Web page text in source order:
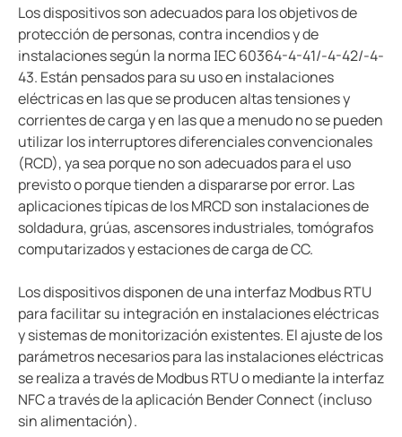
Los dispositivos son adecuados para los objetivos de
protección de personas, contra incendios y de
instalaciones según la norma IEC 60364-4-41/-4-42/-4-
43. Están pensados para su uso en instalaciones
eléctricas en las que se producen altas tensiones y
corrientes de carga y en las que a menudo no se pueden
utilizar los interruptores diferenciales convencionales
(RCD), ya sea porque no son adecuados para el uso
previsto o porque tienden a dispararse por error. Las
aplicaciones típicas de los MRCD son instalaciones de
soldadura, grúas, ascensores industriales, tomógrafos
computarizados y estaciones de carga de CC.
Los dispositivos disponen de una interfaz Modbus RTU
para facilitar su integración en instalaciones eléctricas
y sistemas de monitorización existentes. El ajuste de los
parámetros necesarios para las instalaciones eléctricas
se realiza a través de Modbus RTU o mediante la interfaz
NFC a través de la aplicación Bender Connect (incluso
sin alimentación).